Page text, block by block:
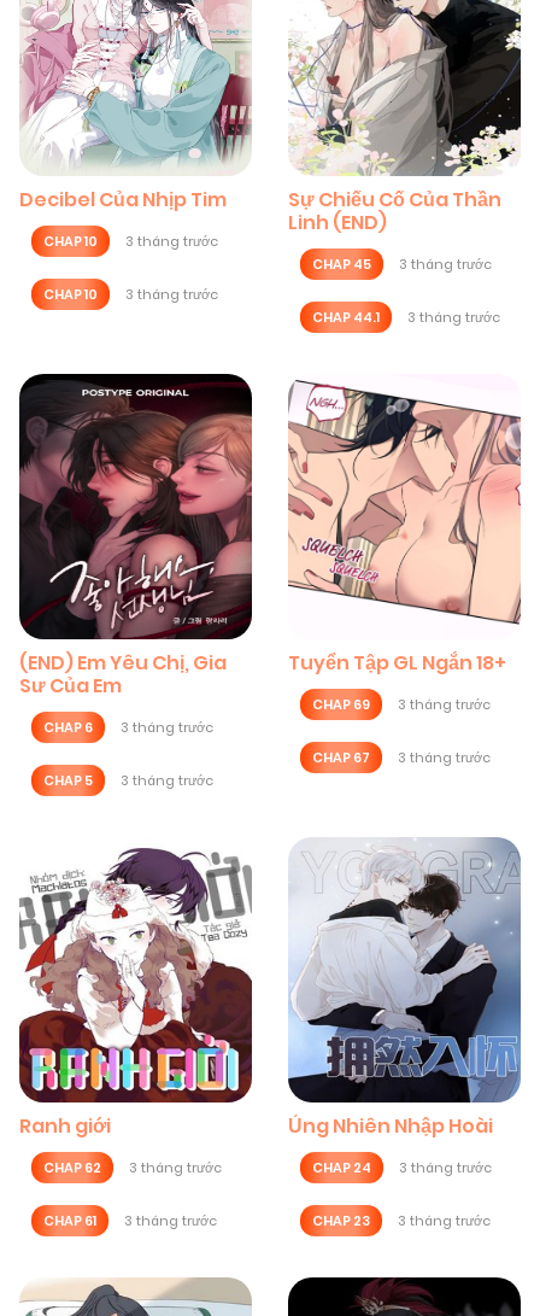
Decibel Của Nhịp Tim
CHAP 10 3 tháng trước
CHAP 10 3 tháng trước
Sự Chiếu Cố Của Thần
Linh (END)
CHAP 45 3 tháng trước
CHAP 44.1 3 tháng trước
(END) Em Yêu Chị, Gia
Sư Của Em
CHAP 6 3 tháng trước
CHAP 5 3 tháng trước
Tuyển Tập GL Ngắn 18+
CHAP 69 3 tháng trước
CHAP 67 3 tháng trước
Ranh giới
CHAP 62 3 tháng trước
CHAP 61 3 tháng trước
Ủng Nhiên Nhập Hoài
CHAP 24 3 tháng trước
CHAP 23 3 tháng trước